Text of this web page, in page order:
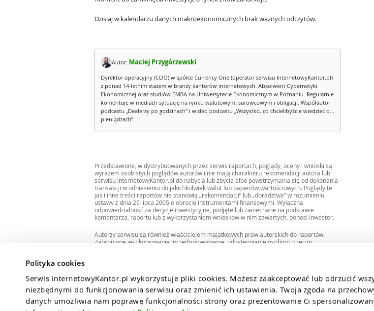
Polityka cookies
Serwis InternetowyKantor.pl wykorzystuje pliki cookies. Możesz zaakceptować lub odrzucić
niezbędnymi do funkcjonowania serwisu oraz zmienić ich ustawienia. Twoja zgoda na
danych umożliwia nam poprawę funkcjonalności strony oraz prezentowanie Ci
Dzisiaj w kalendarzu danych makroekonomicznych brak ważnych odczytów.
Autor: Maciej Przygórzewski
Dyrektor operacyjny (COO) w spółce Currency One (operator serwisu InternetowyKantor.pl)
z ponad 14-letnim stażem w branży kantorów internetowych. Absolwent Cybernetyki
Ekonomicznej oraz studiów EMBA na Uniwersytecie Ekonomicznym w Poznaniu. Regularnie
komentuje w mediach sytuację na rynku walutowym, surowcowym i obligacji. Współautor
podcastu „Dealerzy po godzinach" i wideo podcastu „Wszystko, co chcielibyście wiedzieć o...
pieniądzach”.
Przedstawione, w dystrybuowanych przez serwis raportach, poglądy, oceny i wnioski są
wyrazem osobistych poglądów autorów i nie mają charakteru rekomendacji autora lub
serwisu InternetowyKantor.pl do nabycia lub zbycia albo powstrzymania się od dokonania
transakcji w odniesieniu do jakichkolwiek walut lub papierów wartościowych. Poglądy te
jak i inne treści raportów nie stanowią „rekomendacji” lub „doradztwa” w rozumieniu
ustawy z dnia 29 lipca 2005 o obrocie instrumentami finansowymi. Wyłączną
odpowiedzialność za decyzje inwestycyjne, podjęte lub zaniechane na podstawie
komentarza, raportu lub z wykorzystaniem wniosków w nim zawartych, ponosi inwestor.
Autorzy serwisu są również właścicielem majątkowych praw autorskich do raportów.
Zabronione jest kopiowanie, przedrukowywanie, udostępnianie osobom trzecim